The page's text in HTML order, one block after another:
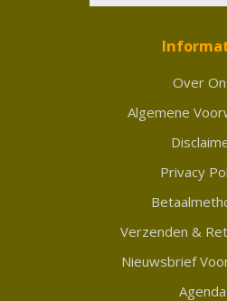
Over
Algemene
Privacy
Verzenden &
Nieuwsbrief
Agenda